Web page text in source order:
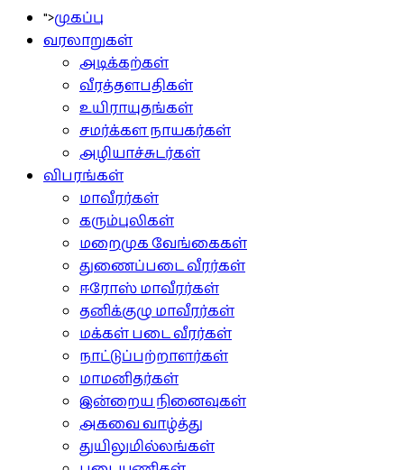
">முகப்பு
வரலாறுகள்
அடிக்கற்கள்
வீரத்தளபதிகள்
உயிராயுதங்கள்
சமர்க்கள நாயகர்கள்
அழியாச்சுடர்கள்
விபரங்கள்
மாவீரர்கள்
கரும்புலிகள்
மறைமுக வேங்கைகள்
துணைப்படை வீரர்கள்
ஈரோஸ் மாவீரர்கள்
தனிக்குழு மாவீரர்கள்
மக்கள் படை வீரர்கள்
நாட்டுப்பற்றாளர்கள்
மாமனிதர்கள்
இன்றைய நினைவுகள்
அகவை வாழ்த்து
துயிலுமில்லங்கள்